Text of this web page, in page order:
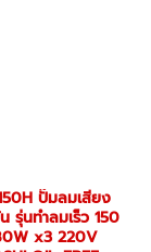
ปั๊มลมเสียง
รุ่นทำลมเร็ว 150
x3 220V